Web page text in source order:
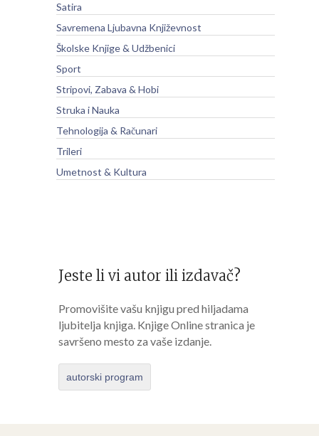
Satira
Savremena Ljubavna Književnost
Školske Knjige & Udžbenici
Sport
Stripovi, Zabava & Hobi
Struka i Nauka
Tehnologija & Računari
Trileri
Umetnost & Kultura
Jeste li vi autor ili izdavač?
Promovišite vašu knjigu pred hiljadama
ljubitelja knjiga. Knjige Online stranica je
savršeno mesto za vaše izdanje.
autorski program